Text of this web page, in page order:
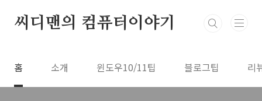
씨디맨의 컴퓨터이야기
홈 소개 윈도우10/11팁 블로그팁 리